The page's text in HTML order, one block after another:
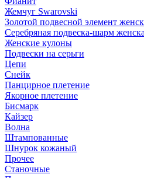
Жемчуг Swarovski
Золотой подвесной элемент
Серебряная подвеска-шарм
Женские кулоны
Подвески на серьги
Цепи
Снейк
Панцирное плетение
Якорное плетение
Бисмарк
Кайзер
Волна
Штампованные
Шнурок кожаный
Прочее
Станочные